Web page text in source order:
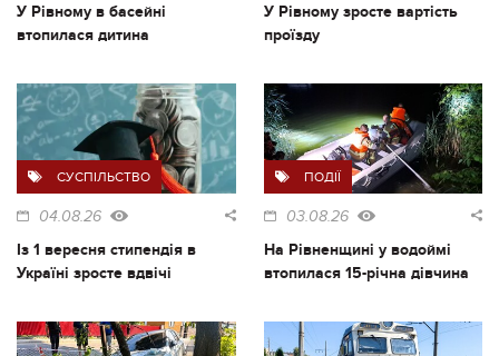
У Рівному в басейні
втопилася дитина
У Рівному зросте вартість
проїзду
СУСПІЛЬСТВО
04.08.26
Із 1 вересня стипендія в
Україні зросте вдвічі
ПОДІЇ
03.08.26
На Рівненщині у водоймі
втопилася 15-річна дівчина